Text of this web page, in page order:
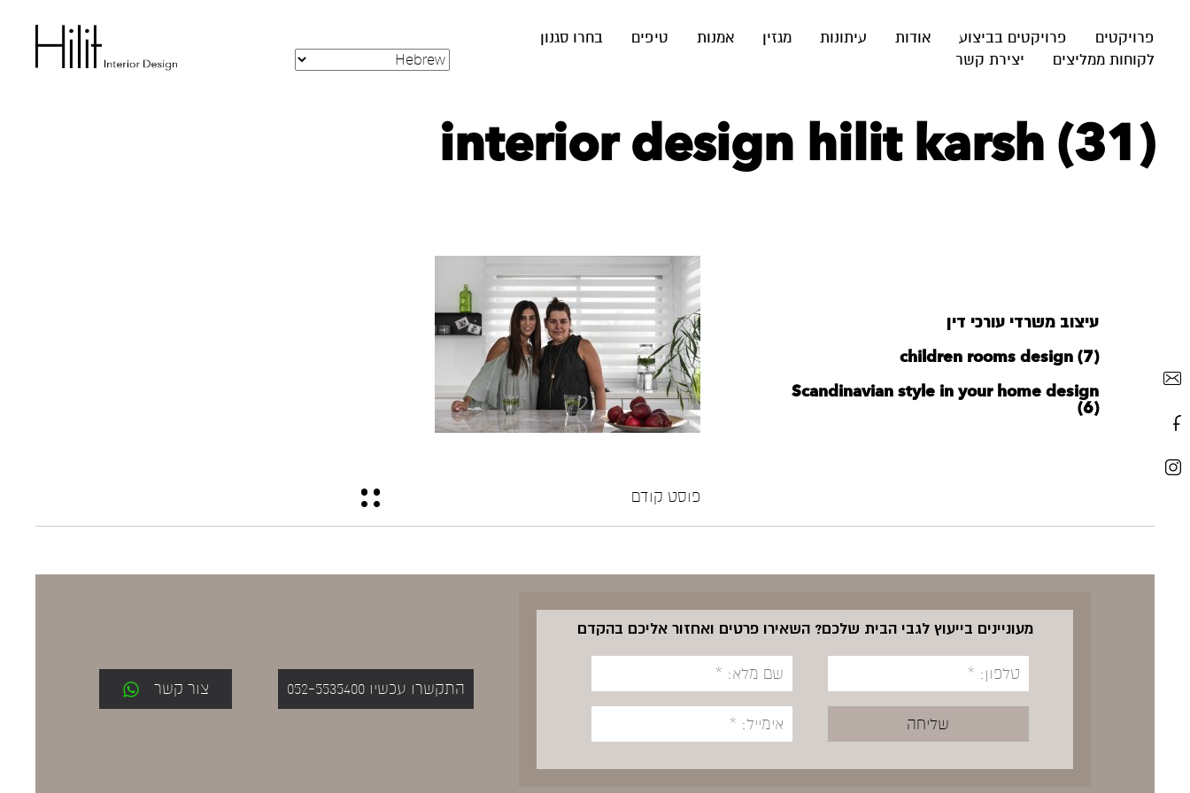
פרויקטים פרויקטים בביצוע אודות עיתונות מגזין אמנות טיפים
בחרו סגנון
לקוחות ממליצים
יצירת קשר
interior design hilit karsh (31)
עיצוב משרדי עורכי דין
children rooms design (7)
Scandinavian style in your home design
(6)
פוסט קודם
מעוניינים בייעוץ לגבי הבית שלכם? השאירו פרטים ואחזור אליכם בהקדם
התקשרו עכשיו 052-5535400 צור קשר